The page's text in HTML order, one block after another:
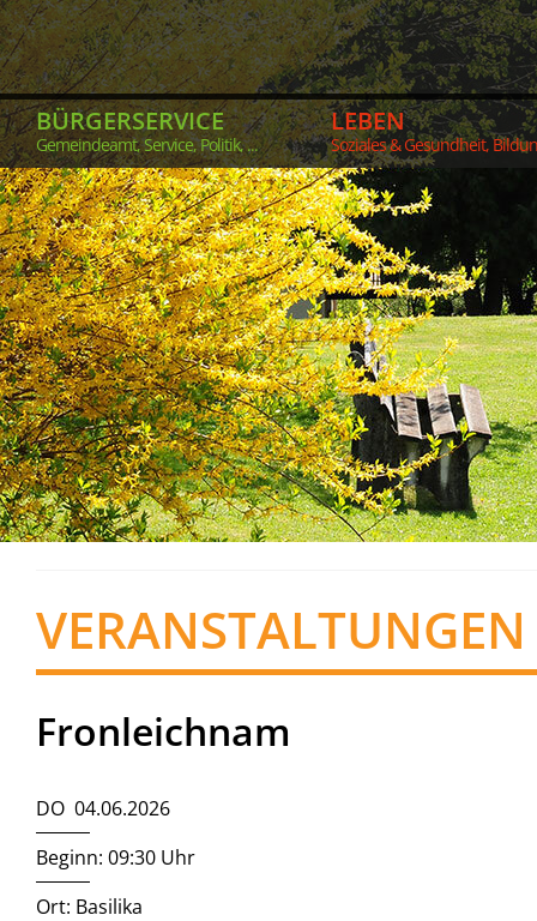
BÜRGERSERVICE
Gemeindeamt, Service, Politik, ...
LEBEN
Soziales & Gesundheit,
VERANSTALTUNGEN
Fronleichnam
DO 04.06.2026
Beginn: 09:30 Uhr
Ort: Basilika